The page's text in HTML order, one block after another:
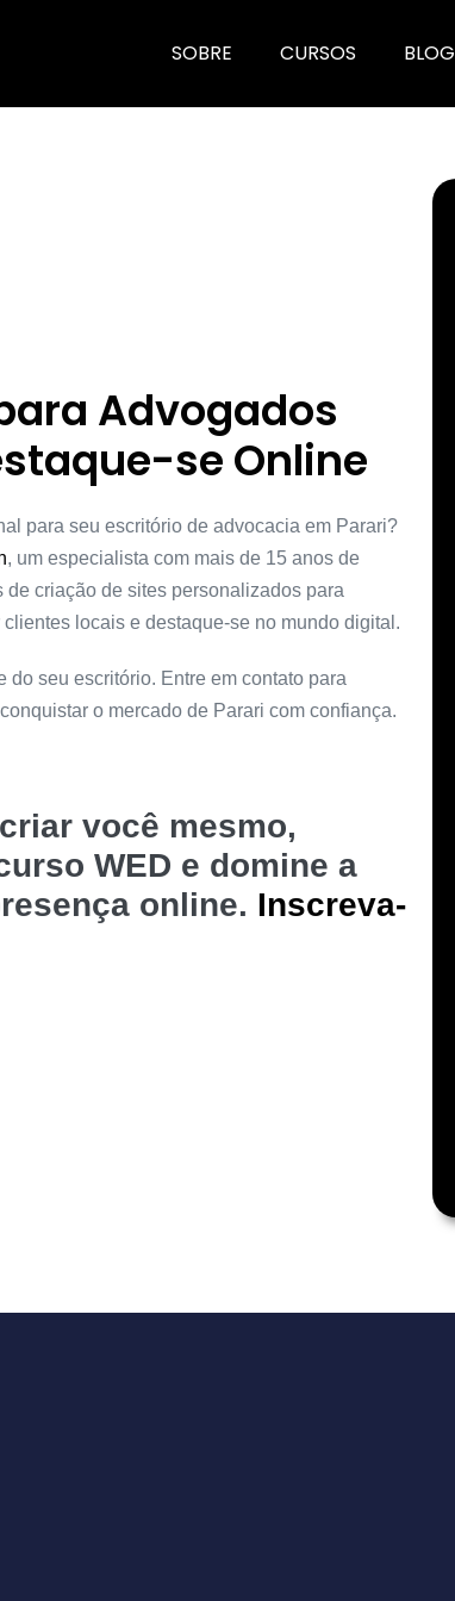
SOBRE CURSOS BLOG
Advogados
se Online
para seu escritório de advocacia em Parari?
, um especialista com mais de 15 anos de
criação de sites personalizados para
locais e destaque-se no mundo digital.
seu escritório. Entre em contato para
o mercado de Parari com confiança.
você mesmo,
WED e domine a
online. Inscreva-